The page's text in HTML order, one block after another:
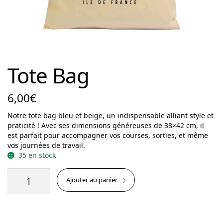
Tote Bag
6,00€
Notre tote bag bleu et beige, un indispensable alliant style et
praticité ! Avec ses dimensions généreuses de 38×42 cm, il
est parfait pour accompagner vos courses, sorties, et même
vos journées de travail.
35 en stock
Ajouter au panier